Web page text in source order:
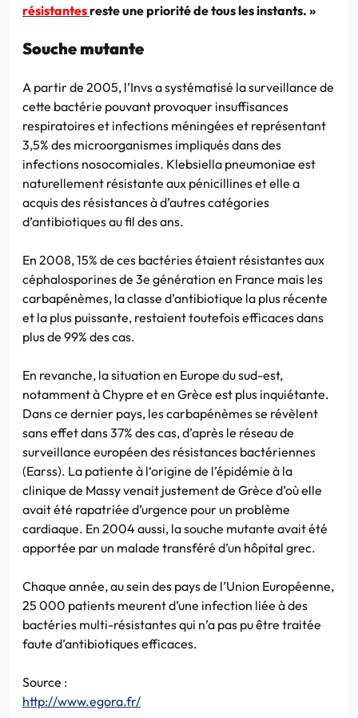
résistantesreste une priorité de tous les instants. »
Souche mutante
A partir de 2005, l’Invs a systématisé la surveillance de
cette bactérie pouvant provoquer insuffisances
respiratoires et infections méningées et représentant
3,5% des microorganismes impliqués dans des
infections nosocomiales. Klebsiella pneumoniae est
naturellement résistante aux pénicillines et elle a
acquis des résistances à d’autres catégories
d’antibiotiques au fil des ans.
En 2008, 15% de ces bactéries étaient résistantes aux
céphalosporines de 3e génération en France mais les
carbapénèmes, la classe d’antibiotique la plus récente
et la plus puissante, restaient toutefois efficaces dans
plus de 99% des cas.
En revanche, la situation en Europe du sud-est,
notamment à Chypre et en Grèce est plus inquiétante.
Dans ce dernier pays, les carbapénèmes se révèlent
sans effet dans 37% des cas, d’après le réseau de
surveillance européen des résistances bactériennes
(Earss). La patiente à l‘origine de l’épidémie à la
clinique de Massy venait justement de Grèce d’où elle
avait été rapatriée d’urgence pour un problème
cardiaque. En 2004 aussi, la souche mutante avait été
apportée par un malade transféré d’un hôpital grec.
Chaque année, au sein des pays de l’Union Européenne,
25 000 patients meurent d’une infection liée à des
bactéries multi-résistantes qui n’a pas pu être traitée
faute d’antibiotiques efficaces.
Source :
http://www.egora.fr/